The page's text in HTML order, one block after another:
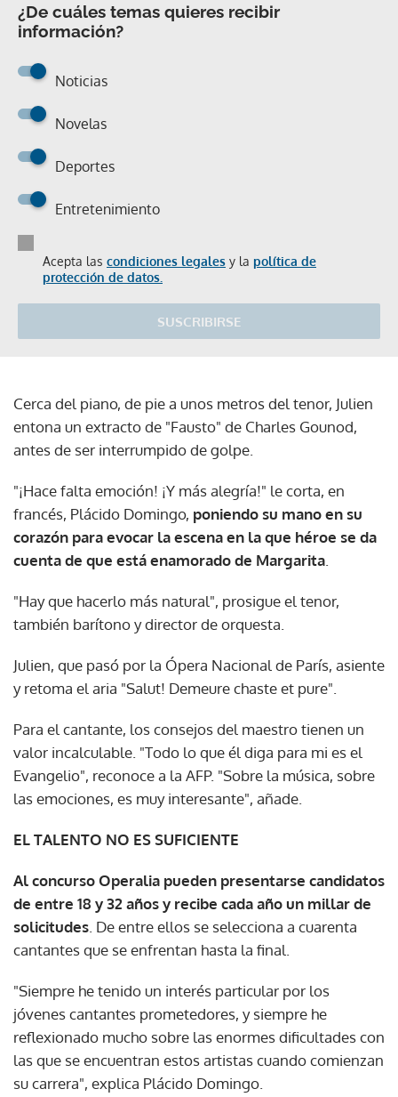
¿De cuáles temas quieres recibir
información?
Noticias
Novelas
Deportes
Entretenimiento
Acepta las condiciones legales y la política de
protección de datos.
SUSCRIBIRSE
Cerca del piano, de pie a unos metros del tenor, Julien
entona un extracto de "Fausto" de Charles Gounod,
antes de ser interrumpido de golpe.
"¡Hace falta emoción! ¡Y más alegría!" le corta, en
francés, Plácido Domingo, poniendo su mano en su
corazón para evocar la escena en la que héroe se da
cuenta de que está enamorado de Margarita
"Hay que hacerlo más natural", prosigue el tenor,
también barítono y director de orquesta.
Julien, que pasó por la Ópera Nacional de París, asiente
y retoma el aria "Salut! Demeure chaste et pure".
Para el cantante, los consejos del maestro tienen un
valor incalculable. "Todo lo que él diga para mi es el
Evangelio", reconoce a la AFP. "Sobre la música, sobre
las emociones, es muy interesante", añade.
EL TALENTO NO ES SUFICIENTE
Al concurso Operalia pueden presentarse candidatos
de entre 18 y 32 años y recibe cada año un millar de
solicitudes . De entre ellos se selecciona a cuarenta
cantantes que se enfrentan hasta la final.
"Siempre he tenido un interés particular por los
jóvenes cantantes prometedores, y siempre he
reflexionado mucho sobre las enormes dificultades con
las que se encuentran estos artistas cuando comienzan
su carrera", explica Plácido Domingo.